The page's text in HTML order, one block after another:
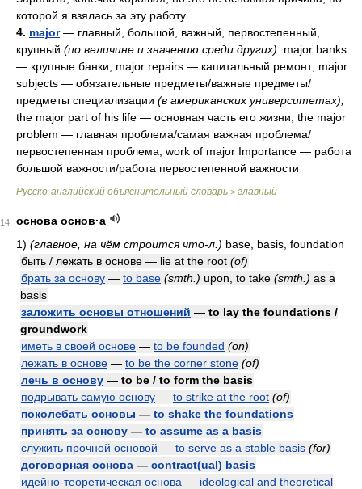
которой я взялась за эту работу.
4. major— главный, большой, важный, первостепенный,
крупный (по величине и значению среди других): major banks
— крупные банки; major repairs — капитальный ремонт; major
subjects — обязательные предметы/важные предметы/
предметы специализации (в американских университетах);
the major part of his life — основная часть его жизни; the major
problem — главная проблема/самая важная проблема/
первостепенная проблема; work of major Importance — работа
большой важности/работа первостепенной важности
Русско-английский объяснительный словарь > главный
14
основа основ·а
1) (главное, на чём строится что-л.) base, basis, foundation
быть / лежать в основе — lie at the root (of)
брать за основу — to base (smth.) upon, to take (smth.) as a
basis
заложить основы отношений — to lay the foundations /
groundwork
иметь в своей основе — to be founded (on)
лежать в основе — to be the corner stone (of)
лечь в основу — to be / to form the basis
подрывать самую основу — to strike at the root (of)
поколебать основы — to shake the foundations
принять за основу — to assume as a basis
служить прочной основой — to serve as a stable basis (for)
договорная основа — contract(ual) basis
идейно-теоретическая основа — ideological and theoretical